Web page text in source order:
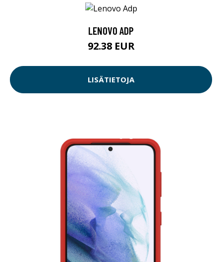
LENOVO ADP
92.38 EUR
LISÄTIETOJA